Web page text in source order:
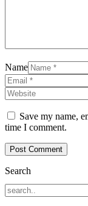
Name
Save my name,
time I comment.
Search